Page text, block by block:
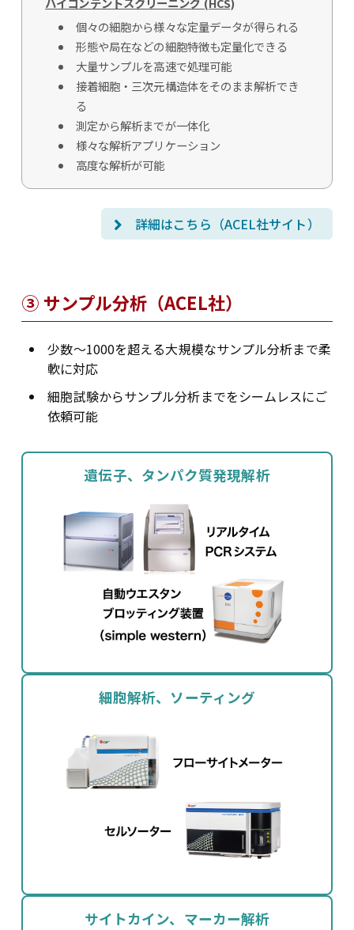
個々の細胞から様々な定量データが得られる
形態や局在などの細胞特徴も定量化できる
大量サンプルを高速で処理可能
接着細胞・三次元構造体をそのまま解析でき
る
測定から解析までが一体化
様々な解析アプリケーション
高度な解析が可能
詳細はこちら（ACEL社サイト）
③ サンプル分析（ACEL社）
少数～1000を超える大規模なサンプル分析まで柔
軟に対応
細胞試験からサンプル分析までをシームレスにご
依頼可能
遺伝子、タンパク質発現解析
細胞解析、ソーティング
サイトカイン、マーカー解析